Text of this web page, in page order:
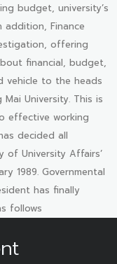
budget, university’s
Finance
offering
financial, budget,
vehicle to the heads
University. This is
effective working
decided all
of University Affairs’
1989. Governmental
has finally
follows